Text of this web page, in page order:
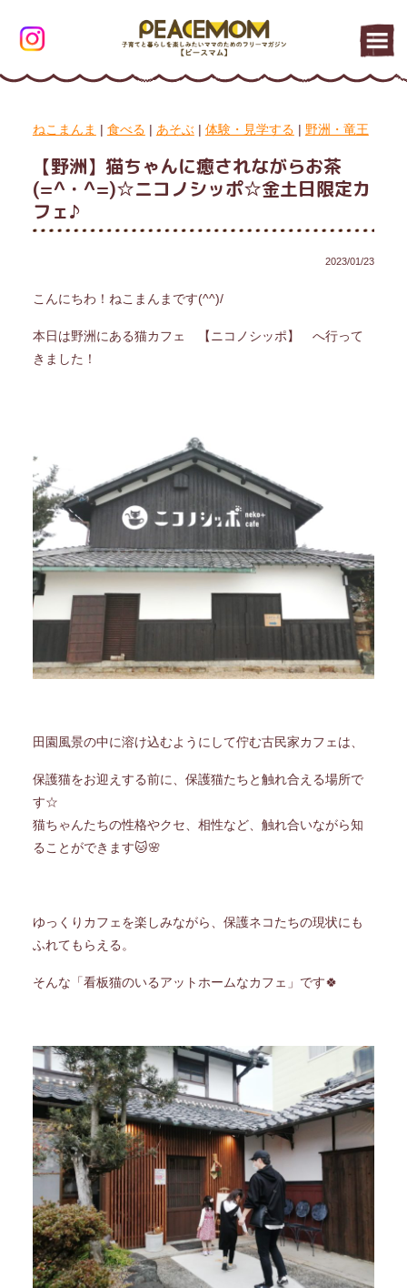
ねこまんま | 食べる | あそぶ | 体験・見学する | 野洲・竜王
【野洲】猫ちゃんに癒されながらお茶
(=^・^=)☆ニコノシッポ☆金土日限定カ
フェ♪
2023/01/23
こんにちわ！ねこまんまです(^^)/
本日は野洲にある猫カフェ 【ニコノシッポ】 へ行って
きました！
田園風景の中に溶け込むようにして佇む古民家カフェは、
保護猫をお迎えする前に、保護猫たちと触れ合える場所で
す☆
猫ちゃんたちの性格やクセ、相性など、触れ合いながら知
ることができます🐱🌸
ゆっくりカフェを楽しみながら、保護ネコたちの現状にも
ふれてもらえる。
そんな「看板猫のいるアットホームなカフェ」です🍀